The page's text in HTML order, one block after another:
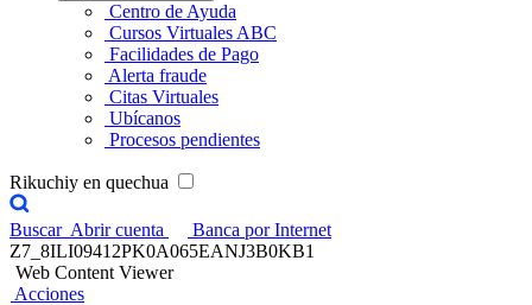
Centro de Ayuda
Cursos Virtuales ABC
Facilidades de Pago
Alerta fraude
Citas Virtuales
Ubícanos
Procesos pendientes
Rikuchiy en quechua
Buscar Abrir cuenta
Banca por Internet
Z7_8ILI09412PK0A065EANJ3B0KB1
Web Content Viewer
Acciones